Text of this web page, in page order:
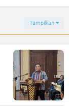
Tampilkan